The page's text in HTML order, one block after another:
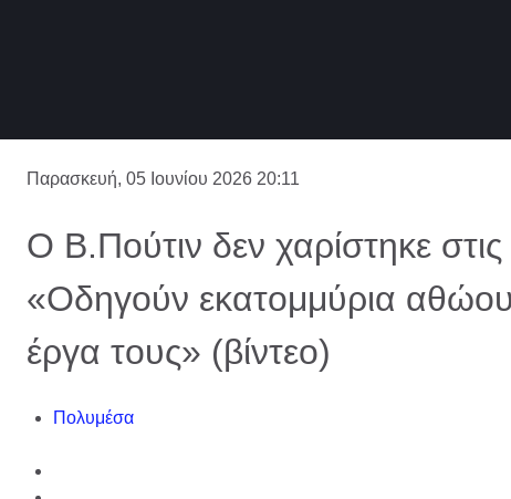
Παρασκευή, 05 Ιουνίου 2026 20:11
Ο Β.Πούτιν δεν χαρίστηκε στις
«Οδηγούν εκατομμύρια
έργα τους» (βίντεο)
Πολυμέσα